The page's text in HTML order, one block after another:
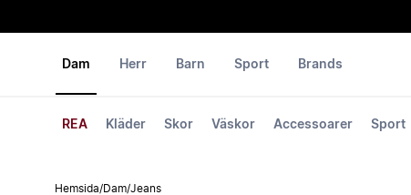
Dam
REA Kläder Skor Väskor Accessoarer Sport
Herr Barn Sport Brands
Hemsida/Dam/Jeans